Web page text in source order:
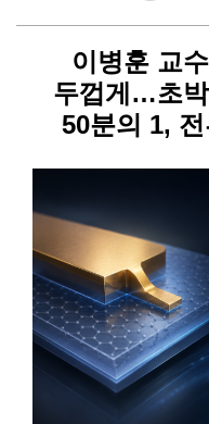
이병훈 교
두껍게…초
50분의 1,